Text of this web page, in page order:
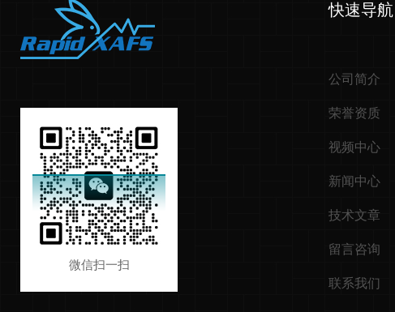
微信扫一扫
快速导航
公司简介
荣誉资质
视频中心
新闻中心
技术文章
留言咨询
联系我们